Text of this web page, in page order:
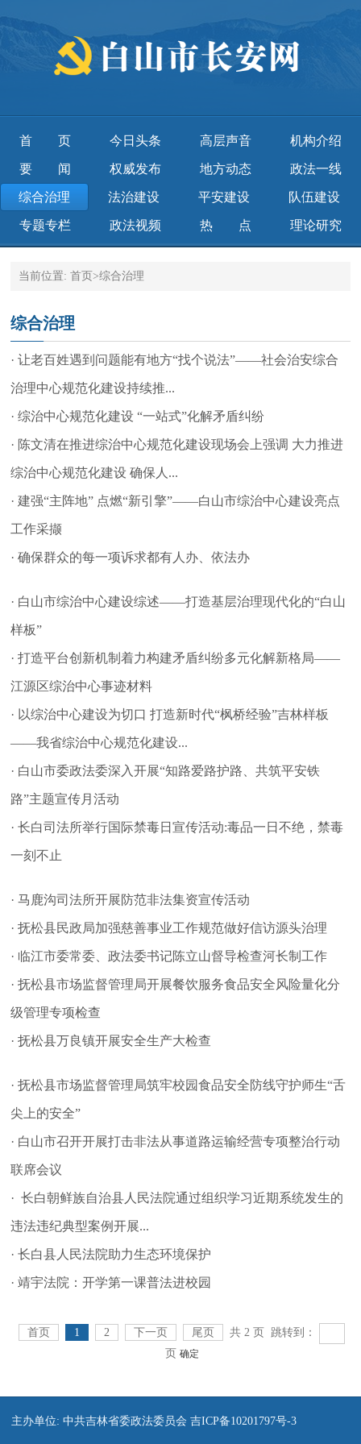
首页 今日头条 高层声音 机构介绍
要闻 权威发布 地方动态 政法一线
综合治理 法治建设 平安建设 队伍建设
专题专栏 政法视频 热点 理论研究
当前位置:首页>综合治理
综合治理
· 让老百姓遇到问题能有地方“找个说法”——社会治安综合
治理中心规范化建设持续推...
· 综治中心规范化建设 “一站式”化解矛盾纠纷
· 陈文清在推进综治中心规范化建设现场会上强调 大力推进
综治中心规范化建设 确保人...
· 建强“主阵地” 点燃“新引擎”——白山市综治中心建设亮点
工作采撷
· 确保群众的每一项诉求都有人办、依法办
· 白山市综治中心建设综述——打造基层治理现代化的“白山
样板”
· 打造平台创新机制着力构建矛盾纠纷多元化解新格局——
江源区综治中心事迹材料
· 以综治中心建设为切口 打造新时代“枫桥经验”吉林样板
——我省综治中心规范化建设...
· 白山市委政法委深入开展“知路爱路护路、共筑平安铁
路”主题宣传月活动
· 长白司法所举行国际禁毒日宣传活动:毒品一日不绝，禁毒
一刻不止
· 马鹿沟司法所开展防范非法集资宣传活动
· 抚松县民政局加强慈善事业工作规范做好信访源头治理
· 临江市委常委、政法委书记陈立山督导检查河长制工作
· 抚松县市场监督管理局开展餐饮服务食品安全风险量化分
级管理专项检查
· 抚松县万良镇开展安全生产大检查
· 抚松县市场监督管理局筑牢校园食品安全防线守护师生“舌
尖上的安全”
· 白山市召开开展打击非法从事道路运输经营专项整治行动
联席会议
· 长白朝鲜族自治县人民法院通过组织学习近期系统发生的
违法违纪典型案例开展...
· 长白县人民法院助力生态环境保护
· 靖宇法院：开学第一课普法进校园
首页 1 2 下一页 尾页
共 2 页 跳转到：
页 确定
主办单位: 中共吉林省委政法委员会 吉ICP备10201797号-3